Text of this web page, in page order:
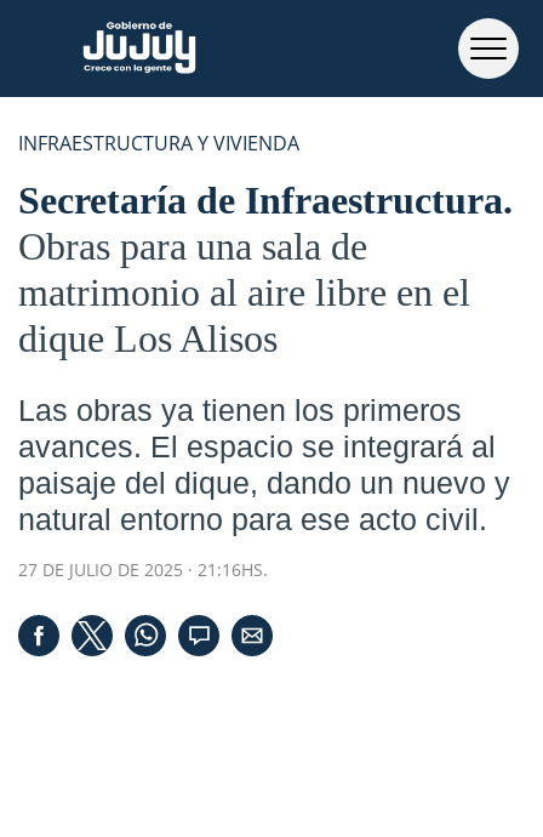
INFRAESTRUCTURA Y VIVIENDA
Secretaría de Infraestructura
Obras para una sala de
matrimonio al aire libre en el
dique Los Alisos
Las obras ya tienen los primeros
avances. El espacio se integrará al
paisaje del dique, dando un nuevo y
natural entorno para ese acto civil.
27 DE JULIO DE 2025 · 21:16HS.